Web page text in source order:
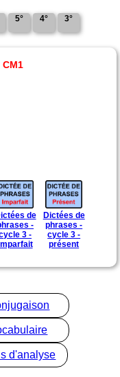
5° 4° 3°
CM1
de
-
3 -
Dictées de
phrases -
cycle 3 -
présent
d'analyse